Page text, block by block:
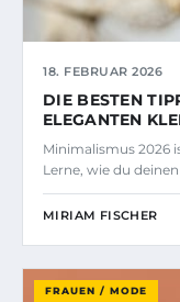
18. FEBRUAR 2026
DIE BESTEN
ELEGANTEN
Minimalismus 2026
Lerne, wie du
MIRIAM FISCHER
FRAUEN / MODE